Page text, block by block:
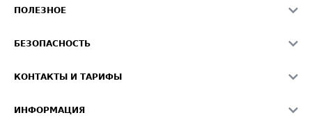
ПОЛЕЗНОЕ
Звезды ATI.SU на вашем сайте
Средние ставки
БЕЗОПАСНОСТЬ
Светофор+
КОНТАКТЫ И ТАРИФЫ
ИНФОРМАЦИЯ